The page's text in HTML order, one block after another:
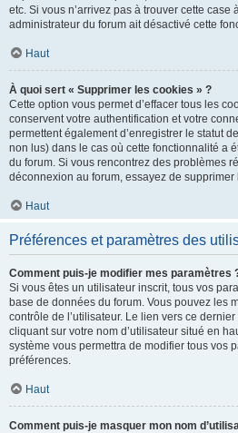
etc. Si vous n’arrivez pas à trouver cette case
administrateur du forum ait désactivé cette
Haut
À quoi sert « Supprimer les cookies » ?
Cette option vous permet d’effacer tous les
conservent votre authentification et votre
permettent également d’enregistrer le statut
non lus) dans le cas où cette fonctionnalité a
du forum. Si vous rencontrez des problèmes
déconnexion au forum, essayez de supprimer
Haut
Préférences et paramètres des
Comment puis-je modifier mes paramètres
Si vous êtes un utilisateur inscrit, tous vos
base de données du forum. Vous pouvez les
contrôle de l’utilisateur. Le lien vers ce
cliquant sur votre nom d’utilisateur situé en
système vous permettra de modifier tous vos
préférences.
Haut
Comment puis-je masquer mon nom